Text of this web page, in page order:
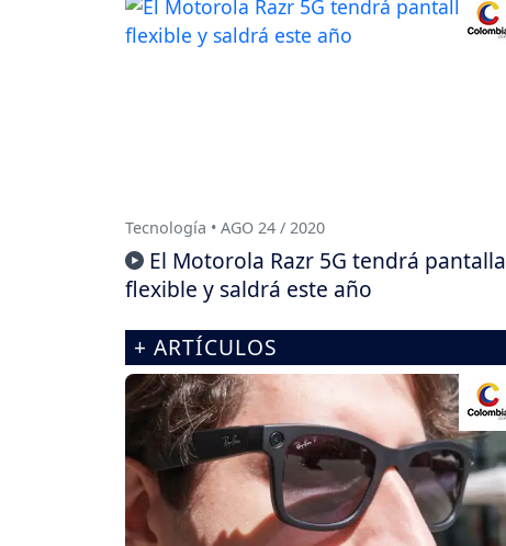
Tecnología • AGO 24 / 2020
El Motorola Razr 5G tendrá pantalla
flexible y saldrá este año
+ ARTÍCULOS